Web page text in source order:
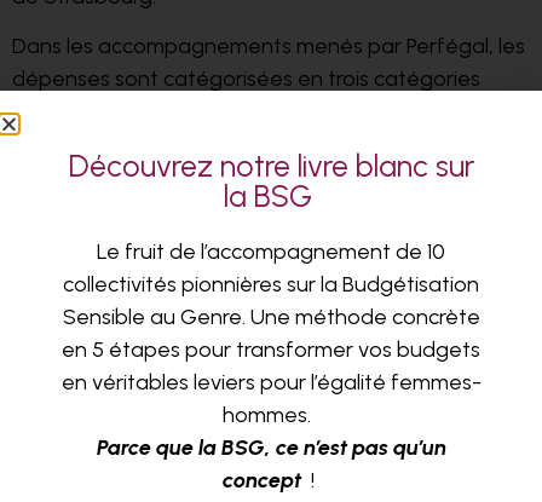
Dans les accompagnements menés par Perfégal, les
dépenses sont catégorisées en trois catégories
(sensibles au genre, dédiées au genre ou neutre du
point de vue du genre).
sur les finances, combien est dépensé, où va telle
ligne budgétaire. Mais en réalité la BIE permet
d’interroger la pertinence et l’efficacité des
politiques publiques. Il s’agit bien d’un outil
d’évaluation des politiques publiques et d’ aide à la
décision », souligne Isabelle Guéguen.
Aujourd’hui, 70% des projets de coopération
internationale, financés par la France, se doivent
d’intégrer l’égalité femmes-hommes. À quand une
application au budget national ?
Découvrez notre livre blanc sur
la BSG
Le fruit de l’accompagnement de 10
collectivités pionnières sur la Budgétisation
Sensible au Genre. Une méthode concrète
en 5 étapes pour transformer vos budgets
en véritables leviers pour l’égalité femmes-
hommes.
Parce que la BSG, ce n’est pas qu’un
concept!